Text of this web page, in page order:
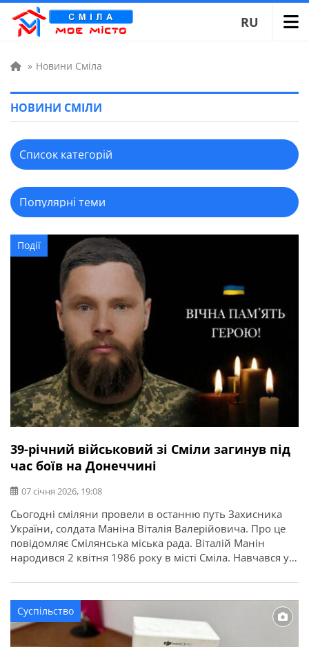
RU
» Новини Сміла
НОВИНИ СМІЛИ
Події
39-річний військовий зі Сміли загинув під
час боїв на Донеччині
07 січня 2026, 19:08
Сьогодні сміляни провели в останню путь Захисника
України, солдата Маніна Віталія Валерійовича. Про це
повідомляє Смілянська міська рада. Віталій Манін
народився 2 квітня 1986 року в місті Сміла. Навчався у
навчально-науковому центрі професійно-технічної
освіти Академії педагогічних наук України за
спеціальністю «експлуатація та ремонт автомобілів і
двигунів». Згодом навчався […]
Суспільство